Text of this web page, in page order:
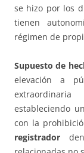
se hizo por los
tienen
régimen de
Supuesto de
elevación a
estableciendo
con la
registrador